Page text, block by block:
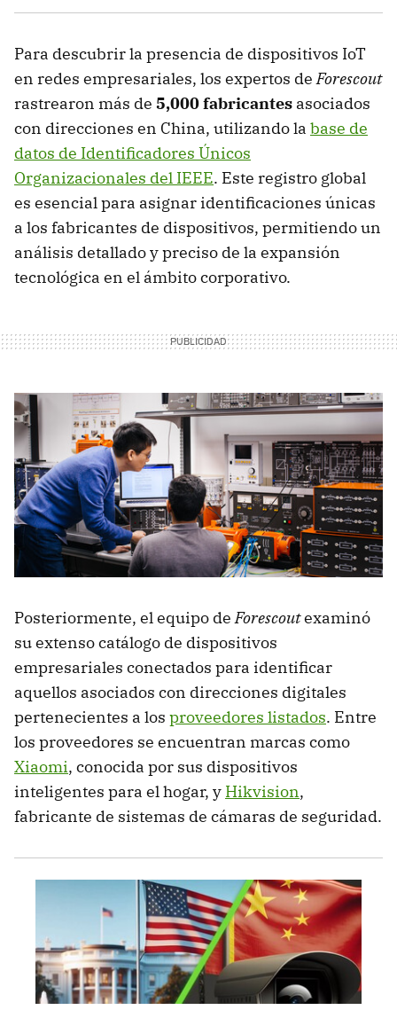
Para descubrir la presencia de dispositivos IoT
en redes empresariales, los expertos deForescout
rastrearon más de 5,000 fabricantes asociados
con direcciones en China, utilizando la base de
datos de Identificadores Únicos
Organizacionales del IEEE. Este registro global
es esencial para asignar identificaciones únicas
a los fabricantes de dispositivos, permitiendo un
análisis detallado y preciso de la expansión
tecnológica en el ámbito corporativo.
Posteriormente, el equipo deForescoutexaminó
su extenso catálogo de dispositivos
empresariales conectados para identificar
aquellos asociados con direcciones digitales
pertenecientes a los proveedores listados. Entre
los proveedores se encuentran marcas como
Xiaomi, conocida por sus dispositivos
inteligentes para el hogar, y Hikvision,
fabricante de sistemas de cámaras de seguridad.